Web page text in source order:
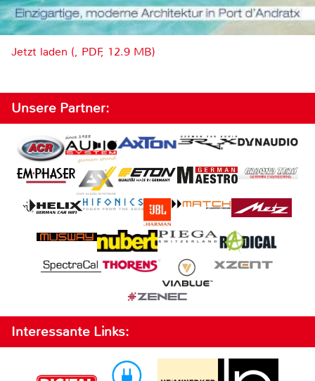
Jetzt laden (, PDF, 12.9 MB)
Unsere Partner:
Interessante Links: